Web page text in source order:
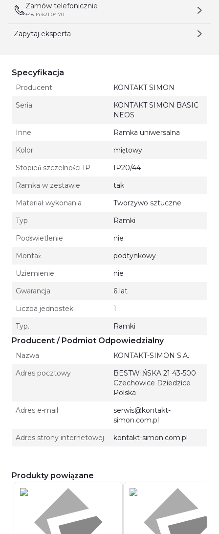
Zamów telefonicznie
+48 14 621 04 70
Zapytaj eksperta
Specyfikacja
Producent
KONTAKT SIMON
Seria
KONTAKT SIMON BASIC
NEOS
Inne
Ramka uniwersalna
Kolor
miętowy
Stopień szczelności IP
IP20/44
Ramka w zestawie
tak
Materiał wykonania
Tworzywo sztuczne
Typ
Ramki
Podświetlenie
nie
Montaż
podtynkowy
Uziemienie
nie
Gwarancja
6 lat
Liczba jednostek
1
Typ.
Ramki
Producent / Podmiot Odpowiedzialny
Nazwa
KONTAKT-SIMON S.A.
Adres pocztowy
BESTWIŃSKA 21 43-500
Czechowice Dziedzice
Polska
Adres e-mail
serwis@kontakt-
simon.com.pl
Adres strony internetowej
kontakt-simon.com.pl
Produkty powiązane